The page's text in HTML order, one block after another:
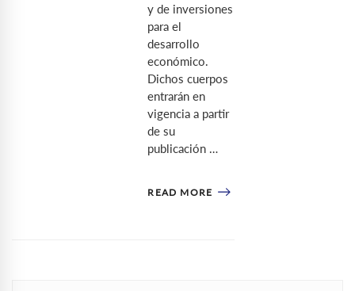
y de inversiones
para el
desarrollo
económico.
Dichos cuerpos
entrarán en
vigencia a partir
de su
publicación …
READ MORE